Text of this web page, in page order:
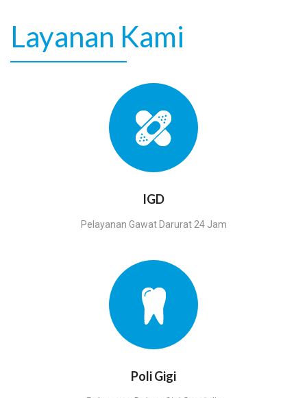
Layanan Kami
IGD
Pelayanan Gawat Darurat 24 Jam
Poli Gigi